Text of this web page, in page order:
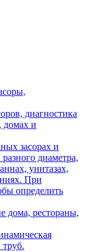
диагностика
домах и
засорах и
диаметра,
унитазах,
При
определить
дома, рестораны,
труб.